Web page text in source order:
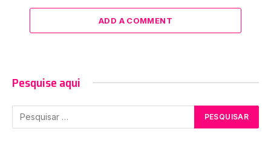
ADD A COMMENT
Pesquise aqui